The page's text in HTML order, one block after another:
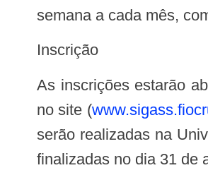
semana a cada mês,
Inscrição
As inscrições estarão abertas de 03/06/2013 a 02/07/2013. Todas as informações referentes às inscrições poderão ser obtidas
no site (
serão realizadas na
finalizadas no dia 31 de